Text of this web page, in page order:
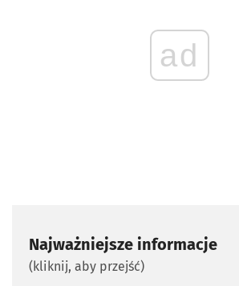
ad
Najważniejsze informacje
(kliknij, aby przejść)